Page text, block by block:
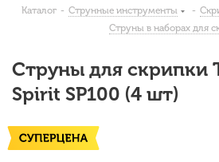
Каталог - Струнные инструменты -
Струны в наборах для
Струны для скрипки
Spirit SP100 (4 шт)